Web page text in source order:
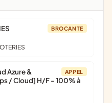
BROCANTE
APPEL
Azure &
/ Cloud] H/F - 100% à